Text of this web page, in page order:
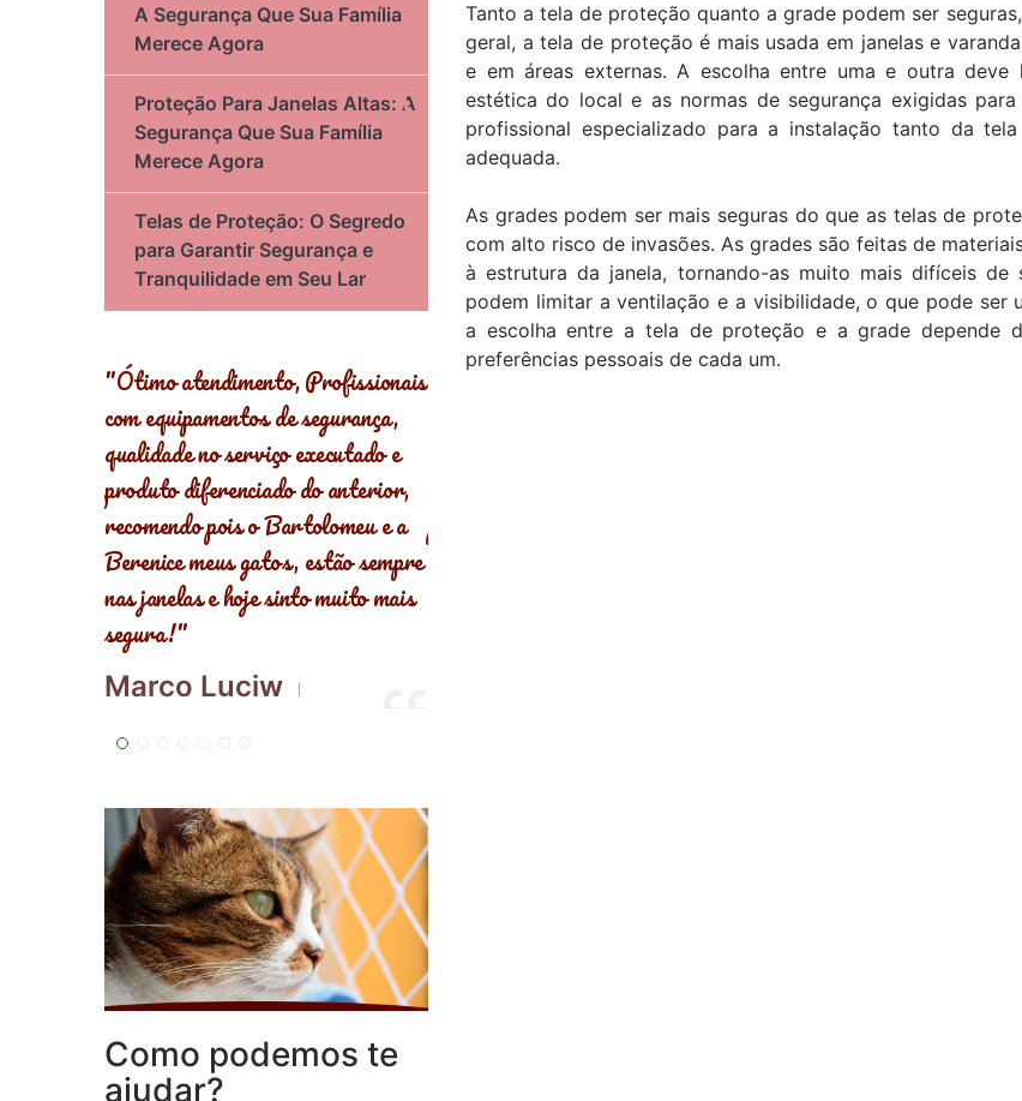
A Segurança Que Sua Família
Merece Agora
Proteção Para Janelas Altas: A
Segurança Que Sua Família
Merece Agora
Telas de Proteção: O Segredo
para Garantir Segurança e
Tranquilidade em Seu Lar
"Super indico! Além de
instaladores muito bem preparados
os materiais são de ótima
qualidade! Preço acessível! Tive
problemas com redes de outra
empresa e eles corrigiram pra
mim!"
Nana Pires
"Oferece segurança e conforto
Como podemos te
ajudar?
Tanto a tela de proteção quanto a grade podem ser
geral, a tela de proteção é mais usada em janelas e
e em áreas externas. A escolha entre uma e outra
estética do local e as normas de segurança exigidas
profissional especializado para a instalação tanto da
adequada.
As grades podem ser mais seguras do que as telas de
com alto risco de invasões. As grades são feitas de
à estrutura da janela, tornando-as muito mais difíceis de
podem limitar a ventilação e a visibilidade, o que pode ser
a escolha entre a tela de proteção e a grade depende
preferências pessoais de cada um.